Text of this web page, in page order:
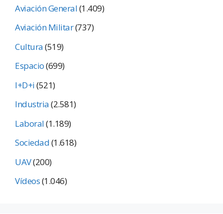
Aviación General(1.409)
Aviación Militar(737)
Cultura(519)
Espacio(699)
I+D+i(521)
Industria(2.581)
Laboral(1.189)
Sociedad(1.618)
UAV(200)
Vídeos(1.046)